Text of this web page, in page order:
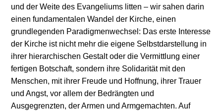
und der Weite des Evangeliums litten – wir sahen darin
einen fundamentalen Wandel der Kirche, einen
grundlegenden Paradigmenwechsel: Das erste Interesse
der Kirche ist nicht mehr die eigene Selbstdarstellung in
ihrer hierarchischen Gestalt oder die Vermittlung einer
fertigen Botschaft, sondern ihre Solidarität mit den
Menschen, mit ihrer Freude und Hoffnung, ihrer Trauer
und Angst, vor allem der Bedrängten und
Ausgegrenzten, der Armen und Armgemachten. Auf